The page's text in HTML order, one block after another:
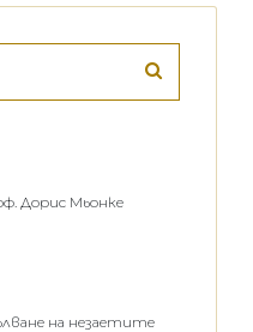
Дорис Мьонке
на незаетите